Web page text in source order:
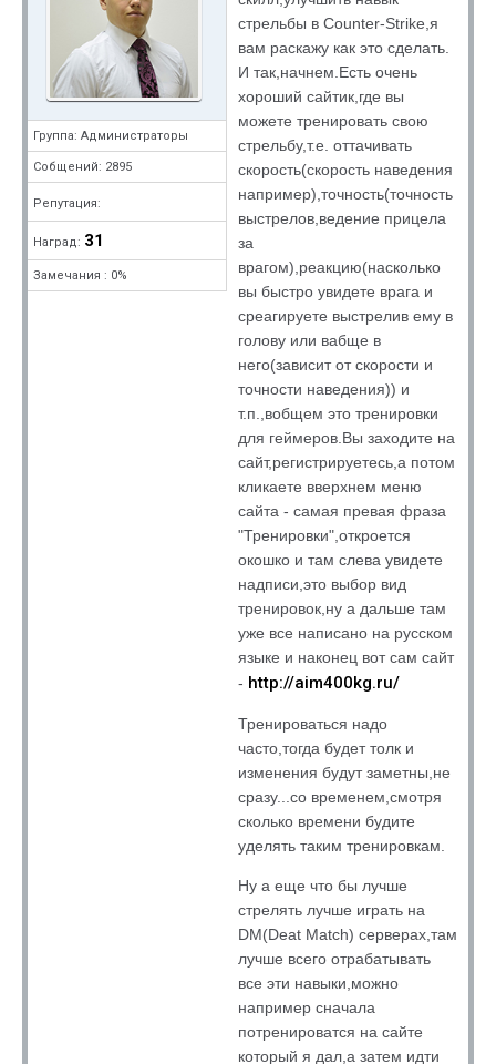
Группа: Администраторы
Собщений: 2895
Репутация:
Наград: 31
Замечания : 0%
стрельбы в Counter-Strike,я
вам раскажу как это сделать.
И так,начнем.Есть очень
хороший сайтик,где вы
можете тренировать свою
стрельбу,т.е. оттачивать
скорость(скорость наведения
например),точность(точность
выстрелов,ведение прицела
за
врагом),реакцию(насколько
вы быстро увидете врага и
среагируете выстрелив ему в
голову или вабще в
него(зависит от скорости и
точности наведения)) и
т.п.,вобщем это тренировки
для геймеров.Вы заходите на
сайт,регистрируетесь,а потом
кликаете вверхнем меню
сайта - самая превая фраза
"Тренировки",откроется
окошко и там слева увидете
надписи,это выбор вид
тренировок,ну а дальше там
уже все написано на русском
языке и наконец вот сам сайт
- http://aim400kg.ru/
Тренироваться надо
часто,тогда будет толк и
изменения будут заметны,не
сразу...со временем,смотря
сколько времени будите
уделять таким тренировкам.
Ну а еще что бы лучше
стрелять лучше играть на
DM(Deat Match) серверах,там
лучше всего отрабатывать
все эти навыки,можно
например сначала
потренироватся на сайте
который я дал,а затем идти